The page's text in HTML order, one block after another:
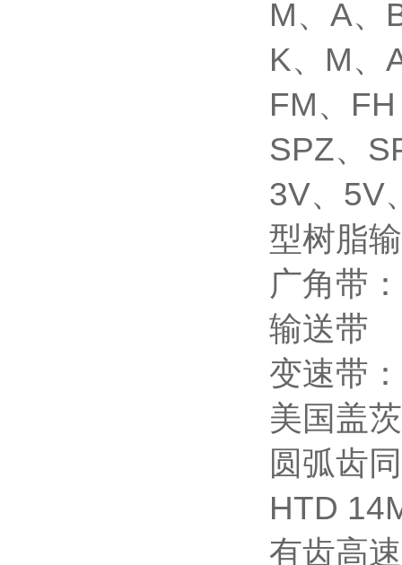
M、A、
K、M、
FM、FH
SPZ、
3V、5V
型树脂
广角带
输送带
变速带
美国盖
圆弧齿
HTD
有齿高